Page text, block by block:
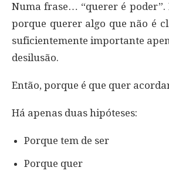
Numa frase… “querer é
porque querer algo que não é
suficientemente importante
desilusão.
Então, porque é que quer
Há apenas duas hipóteses:
Porque tem de ser
Porque quer